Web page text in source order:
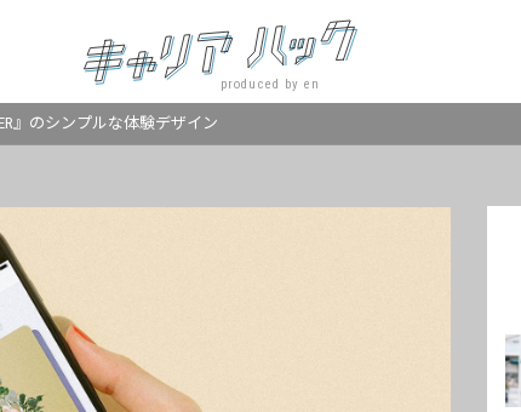
produced by en
』のシンプルな体験デザイン